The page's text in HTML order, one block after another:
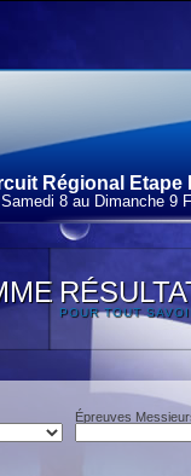
Régional Etape
Samedi 8 au Dimanche 9
POUR TOUT
Épreuves